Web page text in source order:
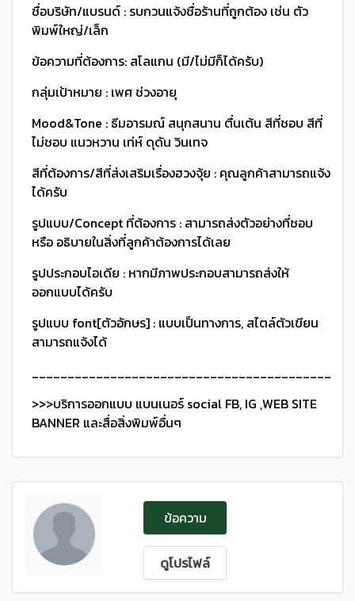
ชื่อบริษัท/แบรนด์ : รบกวนแจ้งชื่อร้านที่ถูกต้อง เช่น ตัว
พิมพ์ใหญ่/เล็ก
ข้อความที่ต้องการ: สโลแกน (มี/ไม่มีก็ได้ครับ)
กลุ่มเป้าหมาย : เพศ ช่วงอายุ
Mood&Tone : ธีมอารมณ์ สนุกสนาน ตื่นเต้น สีที่ชอบ สีที่
ไม่ชอบ แนวหวาน เท่ห์ ดุดัน วินเทจ
สีที่ต้องการ/สีที่ส่งเสริมเรื่องฮวงจุ้ย : คุณลูกค้าสามารถแจ้ง
ได้ครับ
รูปแบบ/Concept ที่ต้องการ : สามารถส่งตัวอย่างที่ชอบ
หรือ อธิบายในสิ่งที่ลูกค้าต้องการได้เลย
รูปประกอบไอเดีย : หากมีภาพประกอบสามารถส่งให้
ออกแบบได้ครับ
รูปแบบ font[ตัวอักษร] : แบบเป็นทางการ, สไตล์ตัวเขียน
สามารถแจ้งได้
>>>บริการออกแบบ แบนเนอร์ social FB, IG ,WEB SITE
BANNER และสื่อสิ่งพิมพ์อื่นๆ
ข้อความ
ดูโปรไฟล์